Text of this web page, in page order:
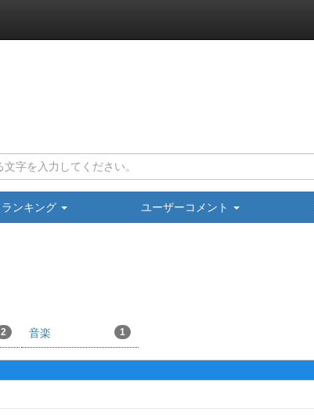
ランキング ユーザーコメント
2 音楽 1